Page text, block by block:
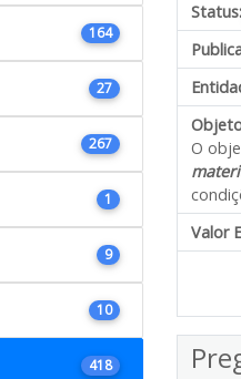
164
27
267
1
9
10
418
Status:
O
Valor